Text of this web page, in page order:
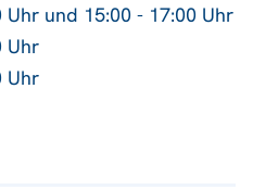
Uhr und 15:00 - 17:00 Uhr
Uhr
Uhr